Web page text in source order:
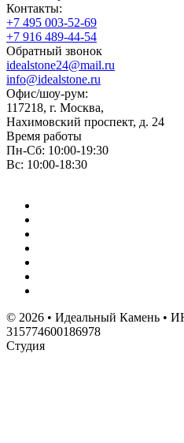
Контакты:
+7 495 003-52-69
+7 916 489-44-54
Обратный звонок
idealstone24@mail.ru
info@idealstone.ru
Офис/шоу-рум:
117218, г. Москва,
Нахимовский проспект, д. 24
Время работы
Пн-Сб: 10:00-19:30
Вс: 10:00-18:30
© 2026 • Идеальный Камень •
315774600186978
Студия